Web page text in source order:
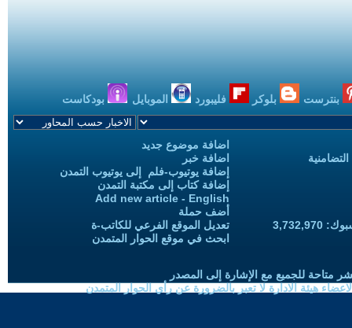
بنترست بلوكر فليبورد الموبايل بودكاست
اضافة موضوع جديد
اضافة خبر
إضافة يوتيوب-فلم إلى يوتيوب التمدن
إضافة كتاب إلى مكتبة التمدن
Add new article - English
أضف حملة
تعديل الموقع الفرعي للكاتب-ة
ابحث في موقع الحوار المتمدن
متاحة للجميع مع الإشارة إلى المصدر
هيئة الادارة لا تعبر بالضرورة عن رأي الحوار المتمدن